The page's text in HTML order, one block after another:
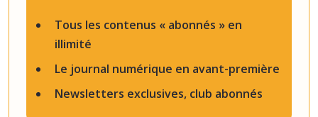
Tous les contenus « abonnés » en
illimité
Le journal numérique en avant-première
Newsletters exclusives, club abonnés